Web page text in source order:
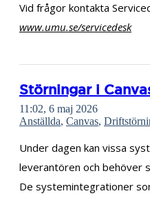
Vid frågor kontakta
www.umu.se/servicedesk
Störningar i
11:02, 6 maj 2026
Anställda, Canvas,
Under dagen kan vissa
leverantören och behöver
De systemintegrationer